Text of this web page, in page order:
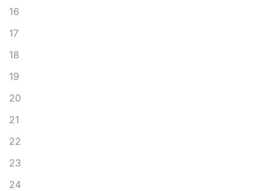
16
17
18
19
20
21
22
23
24